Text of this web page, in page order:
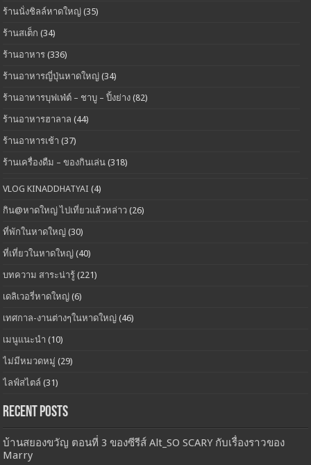
ร้านนั่งชิลล์หาดใหญ่ (35)
ร้านสเต็ก (34)
ร้านอาหาร (336)
ร้านอาหารญี่ปุ่นหาดใหญ่ (34)
ร้านอาหารบุฟเฟ่ต์ – ชาบู – ปิ้งย่าง (82)
ร้านอาหารฮาลาล (44)
ร้านอาหารเช้า (37)
ร้านเครื่องดืม – ของกินเล่น (318)
VLOG KINADDHATYAI (4)
กิน@หาดใหญ่ ไปเที่ยวแล้วหล่าว (26)
ที่พักในหาดใหญ่ (30)
ที่เที่ยวในหาดใหญ่ (40)
บทความ สาระน่ารู้ (221)
เดลิเวอรี่หาดใหญ่ (6)
เทศกาล-งานต่างๆในหาดใหญ่ (46)
เมนูแนะนำ (10)
ไม่มีหมวดหมู่ (29)
ไลฟ์สไตล์ (31)
Recent Posts
บ้านสยองขวัญ ตอนที่ 3 ของซีรีส์ Alt_SO SCARY กับเรื่องราวของ
Marry